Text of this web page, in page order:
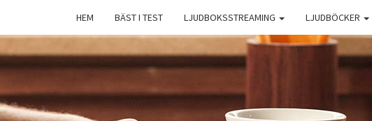
HEM BÄST I TEST LJUDBOKSSTREAMING LJUDBÖCKER